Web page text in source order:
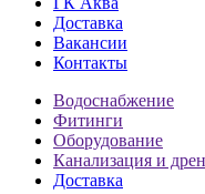
Доставка
Вакансии
Контакты
Водоснабжение
Фитинги
Оборудование
Канализация и
Доставка